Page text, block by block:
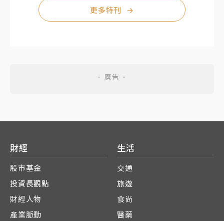
更多特刊 →
財經
股市基金
投資長觀點
財經人物
產業脈動
生活
交通
旅遊
食尚
醫藥